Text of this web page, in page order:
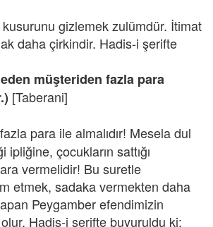
kusurunu gizlemek zulümdür. İtimat
daha çirkindir. Hadis-i şerifte
müşteriden fazla para
[Taberani]
para ile almalıdır! Mesela dul
ipliğine, çocukların sattığı
vermelidir! Bu suretle
etmek, sadaka vermekten daha
Peygamber efendimizin
Hadis-i şerifte buyuruldu ki: